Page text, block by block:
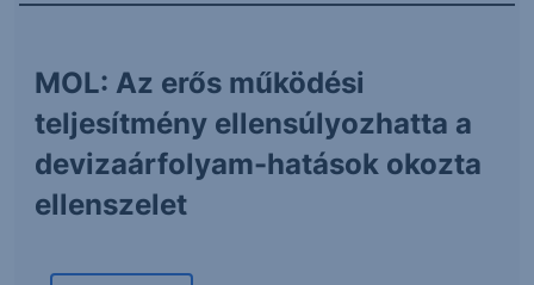
MOL: Az erős működési
teljesítmény ellensúlyozhatta a
devizaárfolyam-hatások okozta
ellenszelet